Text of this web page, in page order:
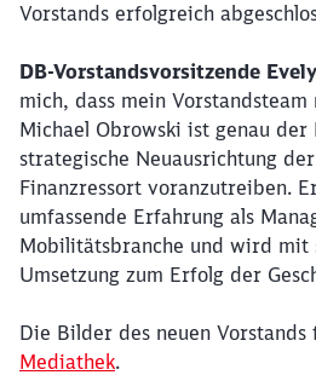
Vorstands erfolgreich
DB-Vorstandsvorsitzende
mich, dass mein
Michael Obrowski ist genau
strategische Neuausrichtung
Finanzressort voranzutreiben.
umfassende Erfahrung als
Mobilitätsbranche und wird mit
Umsetzung zum Erfolg der
Die Bilder des neuen
Mediathek.